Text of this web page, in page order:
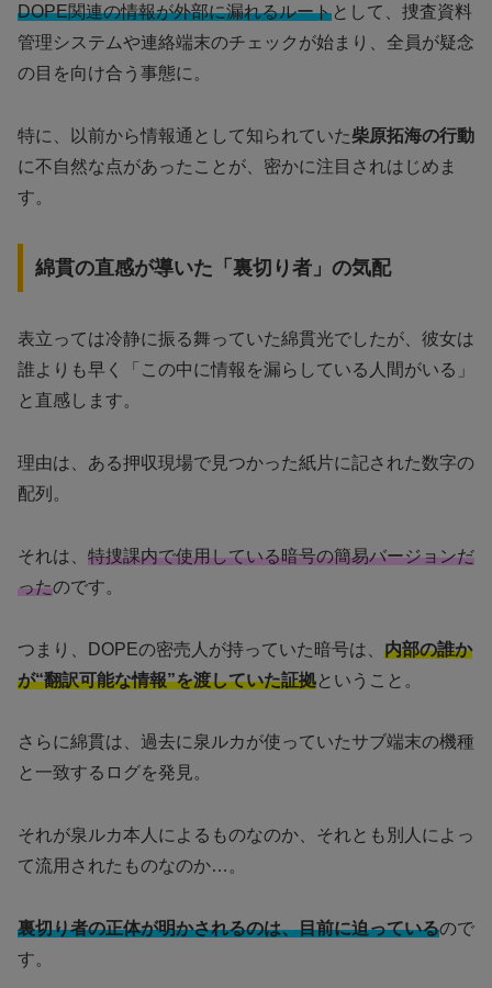
DOPE関連の情報が外部に漏れるルートとして、捜査資料
管理システムや連絡端末のチェックが始まり、全員が疑念
の目を向け合う事態に。
特に、以前から情報通として知られていた柴原拓海の行動
に不自然な点があったことが、密かに注目されはじめま
す。
綿貫の直感が導いた「裏切り者」の気配
表立っては冷静に振る舞っていた綿貫光でしたが、彼女は
誰よりも早く「この中に情報を漏らしている人間がいる」
と直感します。
理由は、ある押収現場で見つかった紙片に記された数字の
配列。
それは、 特捜課内で使用している暗号の簡易バージョンだ
ったのです。
つまり、DOPEの密売人が持っていた暗号は、 内部の誰か
が“翻訳可能な情報”を渡していた証拠ということ。
さらに綿貫は、過去に泉ルカが使っていたサブ端末の機種
と一致するログを発見。
それが泉ルカ本人によるものなのか、それとも別人によっ
て流用されたものなのか…。
裏切り者の正体が明かされるのは、目前に迫っているので
す。